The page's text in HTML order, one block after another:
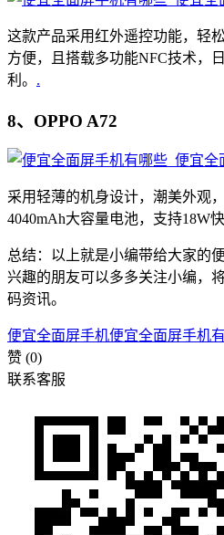
这款产品采用红外遥控功能，轻
方便，且搭载多功能NFC技术，
利。 .
8、OPPO A72
采用轻薄的机身设计，潮美外观
4040mAh大容量电池，支持18W
总结：以上就是小编带给大家的
兴趣的朋友可以多多关注小编，
码资讯。
便宜全面屏手机便宜全面屏手机
赞 (0)
联系客服